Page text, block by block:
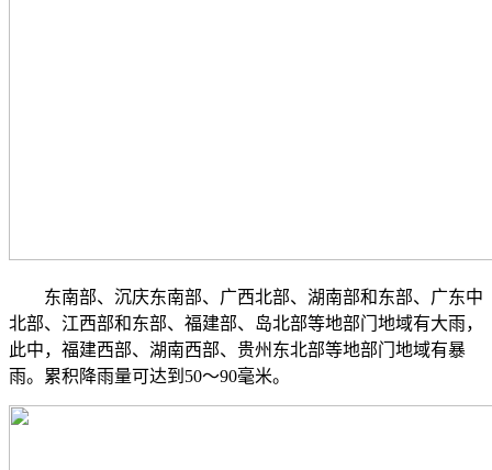
东南部、沉庆东南部、广西北部、湖南部和东部、广东中
北部、江西部和东部、福建部、岛北部等地部门地域有大雨，
此中，福建西部、湖南西部、贵州东北部等地部门地域有暴
雨。累积降雨量可达到50～90毫米。